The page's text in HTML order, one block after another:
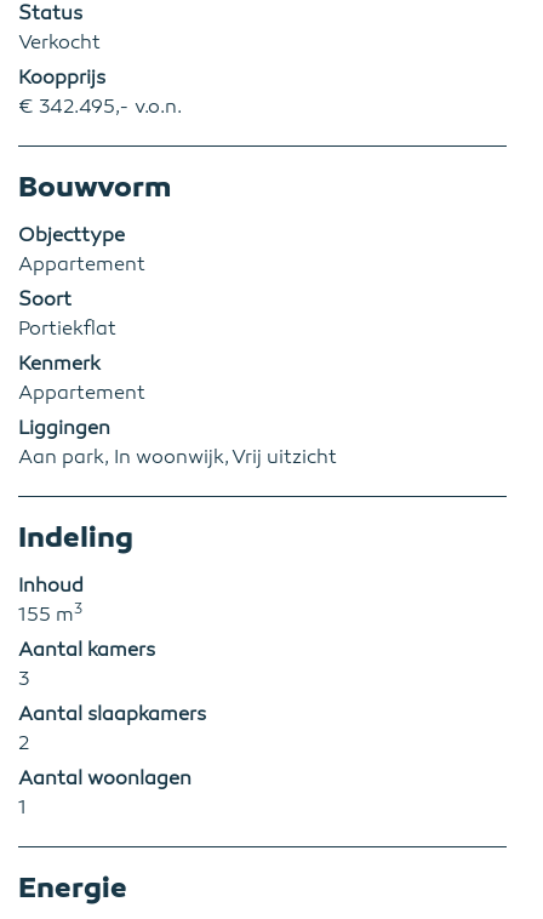
Status
Verkocht
Koopprijs
€ 342.495,- v.o.n.
Bouwvorm
Objecttype
Appartement
Soort
Portiekflat
Kenmerk
Appartement
Liggingen
Aan park, In woonwijk, Vrij uitzicht
Indeling
Inhoud
155 m3
Aantal kamers
3
Aantal slaapkamers
2
Aantal woonlagen
1
Energie